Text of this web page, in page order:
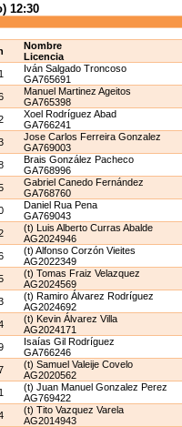
Nombre
Licencia
1
Iván Salgado Troncoso
GA765691
Manuel Martinez Ageitos
GA765398
Xoel Rodríguez Abad
GA766241
Jose Carlos Ferreira Gonzalez
GA769003
Brais González Pacheco
GA768996
Gabriel Canedo Fernández
GA768760
Daniel Rua Pena
GA769043
(t) Luis Alberto Curras Abalde
AG2024946
(t) Alfonso Corzón Vieites
AG2022349
(t) Tomas Fraiz Velazquez
AG2024569
(t) Ramiro Álvarez Rodríguez
AG2024692
(t) Kevin Álvarez Villa
AG2024171
Isaías Gil Rodríguez
GA766246
(t) Samuel Valeije Covelo
AG2020562
(t) Juan Manuel Gonzalez Perez
AG769422
(t) Tito Vazquez Varela
AG2014943
12:30